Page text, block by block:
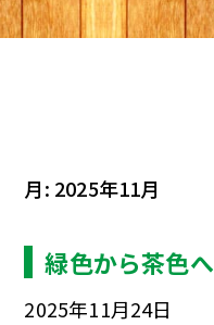
月: 2025年11月
緑色から茶色へ
2025年11月24日